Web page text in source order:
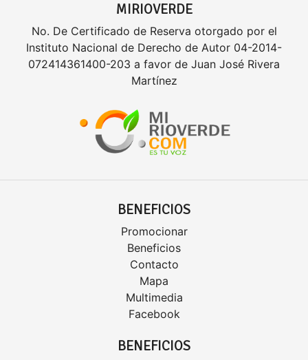
MIRIOVERDE
No. De Certificado de Reserva otorgado por el
Instituto Nacional de Derecho de Autor 04-2014-
072414361400-203 a favor de Juan José Rivera
Martínez
BENEFICIOS
Promocionar
Beneficios
Contacto
Mapa
Multimedia
Facebook
BENEFICIOS